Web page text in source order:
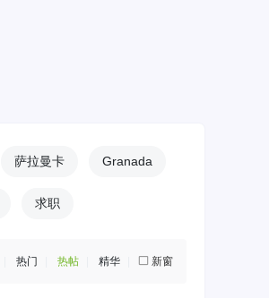
萨拉曼卡 Granada
求职
新窗
热门 热帖 精华